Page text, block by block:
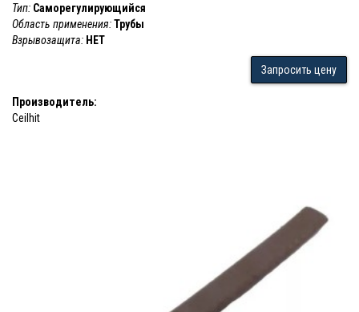
Тип: Саморегулирующийся
Область применения:Трубы
Взрывозащита: НЕТ
Запросить цену
Производитель:
Ceilhit